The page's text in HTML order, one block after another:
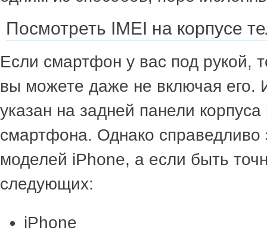
Посмотреть IMEI на корпусе
Если смартфон у вас под рукой,
вы можете даже не включая его.
указан на задней панели
смартфона. Однако справедливо
моделей iPhone, а если быть
следующих:
iPhone